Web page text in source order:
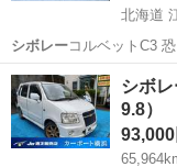
北海道
シボレーコルベットC3
北海道 江別市 江別
シボ
9.8）
93,000